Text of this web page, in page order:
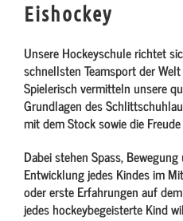
Eishockey
Unsere Hockeyschule richtet
schnellsten Teamsport der
Spielerisch vermitteln unsere
Grundlagen des
mit dem Stock sowie die
Dabei stehen Spass,
Entwicklung jedes Kindes im
oder erste Erfahrungen auf
jedes hockeybegeisterte Kind